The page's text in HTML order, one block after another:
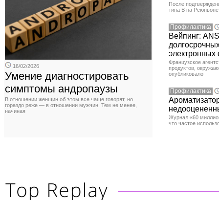
16/02/2026
Умение диагностировать
симптомы андропаузы
В отношении женщин об этом все чаще говорят, но
гораздо реже — в отношении мужчин. Тем не менее,
начиная
После
типа B на
Профилактика
Вейпинг:
электронных
Французское
продуктов,
опубликовало
Профилактика
Журнал «60
что частое